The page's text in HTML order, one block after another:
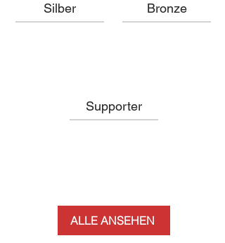
Silber Bronze
Supporter
ALLE ANSEHEN